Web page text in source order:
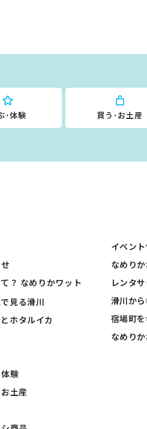
･体験 買う･お土産
？ なめりかワット
見る滑川
ホタルイカ
験
土産
イベン
なめり
レンタ
滑川か
宿場町
なめり